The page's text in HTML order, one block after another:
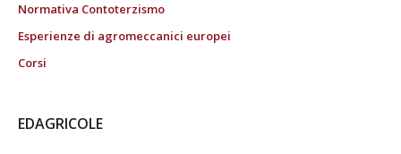
Normativa Contoterzismo
Esperienze di agromeccanici europei
Corsi
EDAGRICOLE